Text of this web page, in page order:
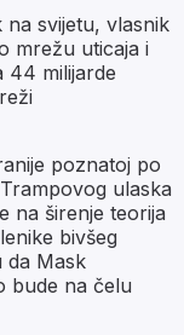
na svijetu, vlasnik
mrežu uticaja i
44 milijarde
poznatoj po
ulaska
na širenje teorija
bivšeg
da Mask
bude na čelu